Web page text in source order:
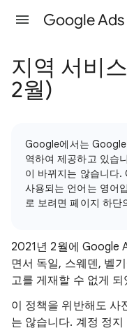
지역 서비
2월)
Google에서는
역하여 제공하고 있습
이 바뀌지는 않습니다
사용되는 언어는 영어
로 보려면 페이지 하단
2021년 2월에 Google
면서 독일, 스웨덴, 벨
고를 게재할 수 없게 되
이 정책을 위반해도 사
는 않습니다. 계정 정